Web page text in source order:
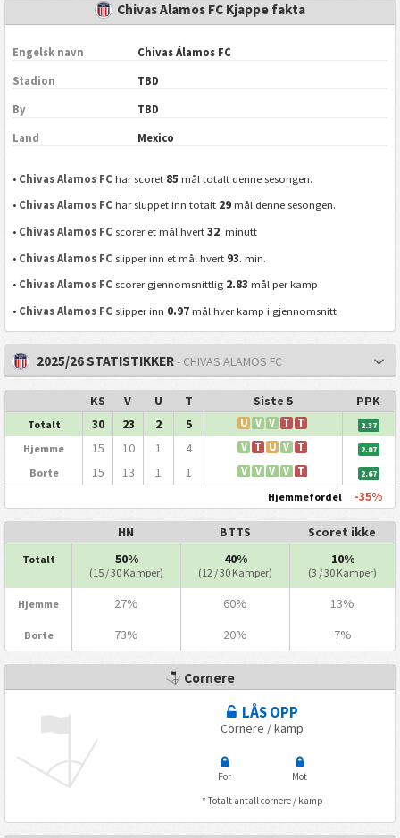
Chivas Alamos FC Kjappe fakta
Engelsk navn Chivas Álamos FC
Stadion TBD
By TBD
Land Mexico
• Chivas Alamos FC har scoret 85 mål totalt denne sesongen.
• Chivas Alamos FC har sluppet inn totalt 29 mål denne sesongen.
• Chivas Alamos FC scorer et mål hvert32. minutt
• Chivas Alamos FC slipper inn et mål hvert 93. min.
• Chivas Alamos FC scorer gjennomsnittlig 2.83 mål per kamp
• Chivas Alamos FC slipper inn 0.97 mål hver kamp i gjennomsnitt
2025/26 STATISTIKKER- CHIVAS ALAMOS FC
KS V U T Siste 5 PPK
Totalt 30 23 2 5 U V V T T 2.37
Hjemme 15 10 1 4 V T U V T 2.07
Borte 15 13 1 1 V V V V T 2.67
Hjemmefordel -35%
HN BTTS Scoret ikke
Totalt 50%
(15 / 30 Kamper)
40%
(12 / 30 Kamper)
10%
(3 / 30 Kamper)
Hjemme 27% 60% 13%
Borte 73% 20% 7%
Cornere
LÅS OPP
Cornere / kamp
For
Mot
* Totalt antall cornere / kamp